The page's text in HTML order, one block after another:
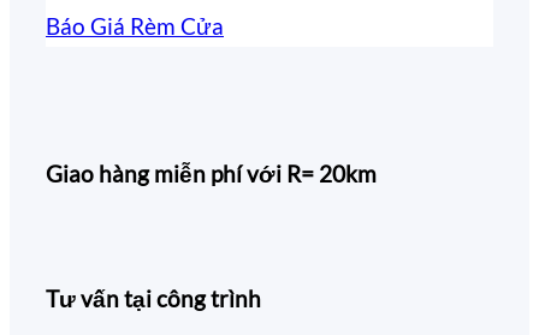
Báo Giá Rèm Cửa
Giao hàng miễn phí với R= 20km
Tư vấn tại công trình